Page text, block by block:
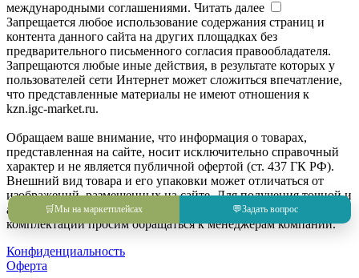
🛒Мы на маркетплейсах 💬Задать вопрос
международными соглашениями. Читать далее
Запрещается любое использование содержания страниц и
контента данного сайта на других площадках без
предварительного письменного согласия правообладателя.
Запрещаются любые иные действия, в результате которых у
пользователей сети Интернет может сложиться впечатление,
что представленные материалы не имеют отношения к
kzn.igc-market.ru.
Обращаем ваше внимание, что информация о товарах,
представленная на сайте, носит исключительно справочный
характер и не является публичной офертой (ст. 437 ГК РФ).
Внешний вид товара и его упаковки может отличаться от
изображений, размещенных на сайте. Для получения точной и
актуальной информации о товаре, его характеристиках и
комплектации просим обращаться к менеджерам компании.
Конфиденциальность
Оферта